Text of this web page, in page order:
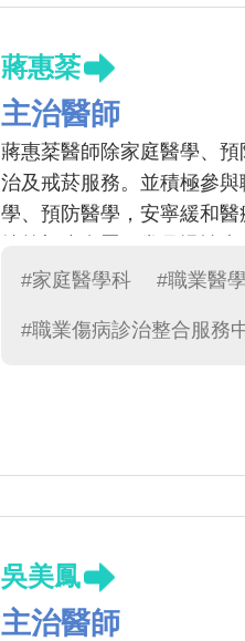
蔣惠棻
主治醫師
蔣惠棻醫師除家庭醫學、
治及戒菸服務。並積極參
學、預防醫學，安寧緩和
菸方面提供衛教及諮詢。
#家庭醫學科 #職業醫
#職業傷病診治整合服務
吳美鳳
主治醫師